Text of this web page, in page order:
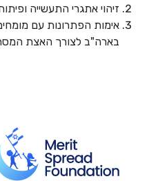
זיהוי אתגרי התעשייה
אימות הפתרונות עם מומחים,
בארה"ב לצורך האצת